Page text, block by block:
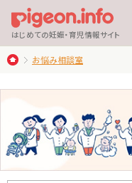
はじめての妊娠・育児情報サイト
お悩み相談室